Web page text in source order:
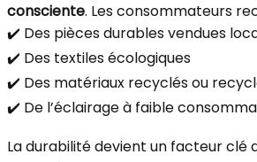
consciente. Les consommateurs
✔️ Des pièces durables vendues
✔️ Des textiles écologiques
✔️ Des matériaux recyclés ou
✔️ De l’éclairage à faible
La durabilité devient un facteur clé